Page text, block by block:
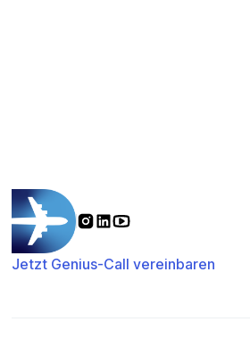
Jetzt Genius-Call vereinbaren